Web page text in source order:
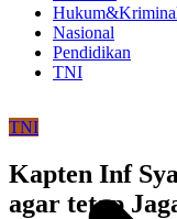
Nasional
Pendidikan
TNI
TNI
Kapten Inf
agar tetap